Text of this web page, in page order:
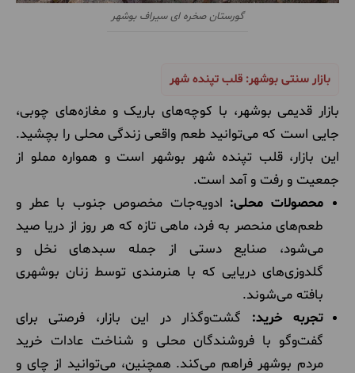
گورستان صخره ای سیراف بوشهر
بازار سنتی بوشهر: قلب تپنده شهر
بازار قدیمی بوشهر، با کوچه‌های باریک و مغازه‌های چوبی،
جایی است که می‌توانید طعم واقعی زندگی محلی را بچشید.
این بازار، قلب تپنده شهر بوشهر است و همواره مملو از
جمعیت و رفت و آمد است.
محصولات محلی: ادویه‌جات مخصوص جنوب با عطر و
طعم‌های منحصر به فرد، ماهی تازه که هر روز از دریا صید
می‌شود، صنایع دستی از جمله سبدهای نخل و
گلدوزی‌های دریایی که با هنرمندی توسط زنان بوشهری
بافته می‌شوند.
تجربه خرید: گشت‌وگذار در این بازار، فرصتی برای
گفت‌وگو با فروشندگان محلی و شناخت عادات خرید
مردم بوشهر فراهم می‌کند. همچنین، می‌توانید از چای و